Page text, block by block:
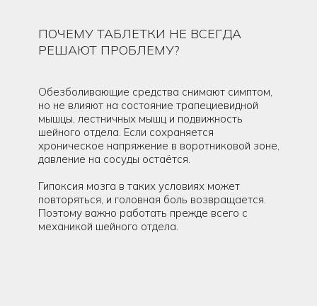
ПОЧЕМУ ТАБЛЕТКИ НЕ ВСЕГДА
РЕШАЮТ ПРОБЛЕМУ?
Обезболивающие средства снимают симптом,
но не влияют на состояние трапециевидной
мышцы, лестничных мышц и подвижность
шейного отдела. Если сохраняется
хроническое напряжение в воротниковой зоне,
давление на сосуды остаётся.
Гипоксия мозга в таких условиях может
повторяться, и головная боль возвращается.
Поэтому важно работать прежде всего с
механикой шейного отдела.